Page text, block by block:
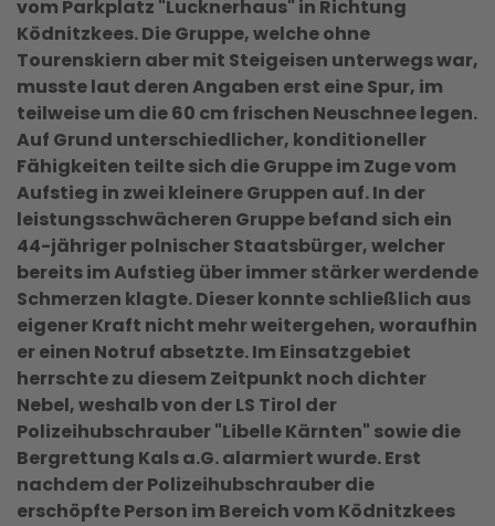
vom Parkplatz "Lucknerhaus" in Richtung
Ködnitzkees. Die Gruppe, welche ohne
Tourenskiern aber mit Steigeisen unterwegs war,
musste laut deren Angaben erst eine Spur, im
teilweise um die 60 cm frischen Neuschnee legen.
Auf Grund unterschiedlicher, konditioneller
Fähigkeiten teilte sich die Gruppe im Zuge vom
Aufstieg in zwei kleinere Gruppen auf. In der
leistungsschwächeren Gruppe befand sich ein
44-jähriger polnischer Staatsbürger, welcher
bereits im Aufstieg über immer stärker werdende
Schmerzen klagte. Dieser konnte schließlich aus
eigener Kraft nicht mehr weitergehen, woraufhin
er einen Notruf absetzte. Im Einsatzgebiet
herrschte zu diesem Zeitpunkt noch dichter
Nebel, weshalb von der LS Tirol der
Polizeihubschrauber "Libelle Kärnten" sowie die
Bergrettung Kals a.G. alarmiert wurde. Erst
nachdem der Polizeihubschrauber die
erschöpfte Person im Bereich vom Ködnitzkees